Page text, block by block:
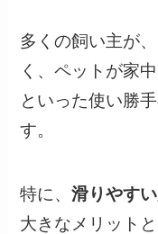
多くの飼い主が
く、ペットが家
といった使い勝
す。
特に、滑りやす
大きなメリット